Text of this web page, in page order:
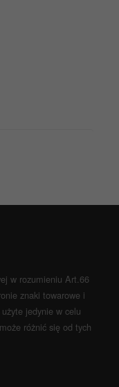
w rozumieniu Art.66
znaki towarowe i
użyte jedynie w celu
różnić się od tych